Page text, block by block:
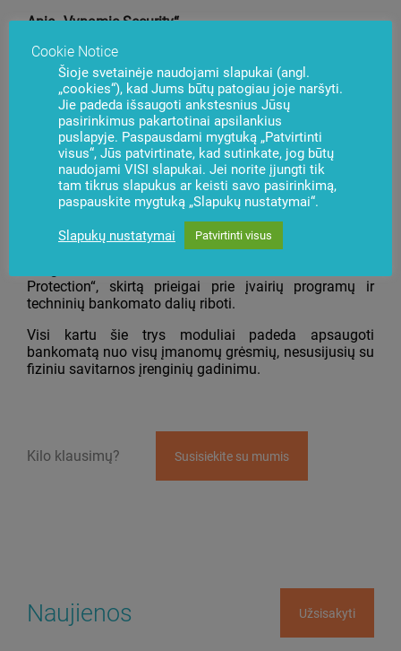
Apie „Vynamic Security“
„Vynamic Security“ modulis „Intrusion Protection“
saugo bankomatų tinklą nuo visų tipų piktybiškų
programų įsiskverbimo į bankomatų kompiuterius,
suteikia galimybę juose veikti tik leistinoms ir
patikrintoms programoms, atitinkančioms nustatytas
taisykles.
„Intrusion Protection“ gali veikti autonomiškai arba
kaip „Vynamic Security“ sistemos, užtikrinančios
apsaugą nuo loginių ir fizinių atakų, dalis.
Be to, „Vynamic Security“ turi modulį „Hard Disk
Encryption“, skirtą savitarnos įrenginiuose
Protection“, skirtą prieigai prie įvairių programų ir
techninių bankomato dalių riboti.
Visi kartu šie trys moduliai padeda apsaugoti
bankomatą nuo visų įmanomų grėsmių, nesusijusių su
fiziniu savitarnos įrenginių gadinimu.
Kilo klausimų? Susisiekite su mumis
Naujienos Užsisakyti
Cookie Notice
Šioje svetainėje naudojami slapukai (angl.
„cookies“), kad Jums būtų patogiau joje naršyti.
Jie padeda išsaugoti ankstesnius Jūsų
pasirinkimus pakartotinai apsilankius
puslapyje. Paspausdami mygtuką „Patvirtinti
visus“, Jūs patvirtinate, kad sutinkate, jog būtų
naudojami VISI slapukai. Jei norite įjungti tik
tam tikrus slapukus ar keisti savo pasirinkimą,
paspauskite mygtuką „Slapukų nustatymai“.
Slapukų nustatymai Patvirtinti visus